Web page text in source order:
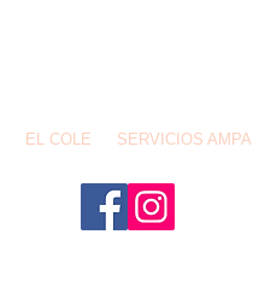
EL COLE SERVICIOS AMPA